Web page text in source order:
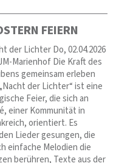
FEIERN
der Lichter Do, 02.04.2026
Marienhof Die Kraft des
gemeinsam erleben
der Lichter“ ist eine
Feier, die sich an
einer Kommunität in
orientiert. Es
Lieder gesungen, die
einfache Melodien die
berühren, Texte aus der